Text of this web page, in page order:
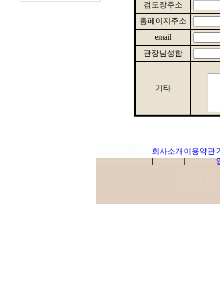
검도장주소
홈페이지주소
email
관장님성함
기타
회사소개
|
이용약관
|